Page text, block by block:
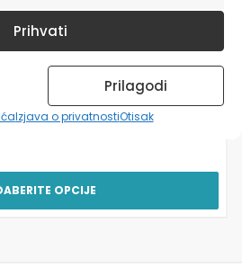
Prihvati
Prilagodi
Izjava o privatnostiOtisak
| With You Always
OPCIJE